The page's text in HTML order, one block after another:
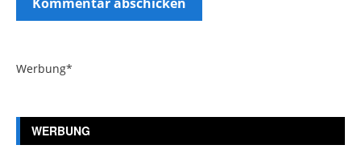
Werbung*
WERBUNG